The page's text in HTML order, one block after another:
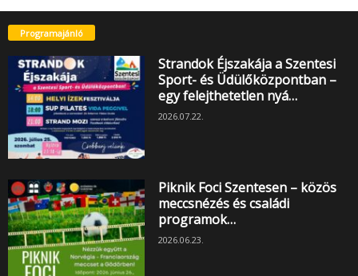
Programajánló
Strandok Éjszakája a Szentesi
Sport- és Üdülőközpontban –
egy felejthetetlen nyá…
2026.07.22.
Piknik Foci Szentesen – közös
meccsnézés és családi
programok…
2026.06.23.